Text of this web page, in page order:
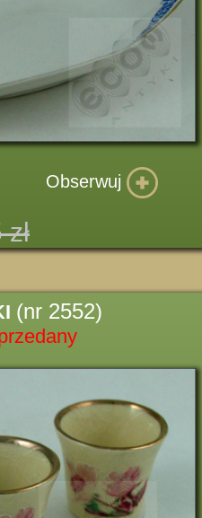
Obserwuj
(nr 2552)